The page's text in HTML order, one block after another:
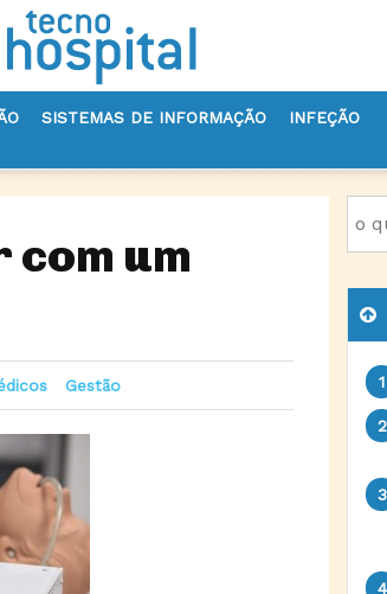
SISTEMAS DE INFORMAÇÃO
INFEÇÃO
um
Gestão